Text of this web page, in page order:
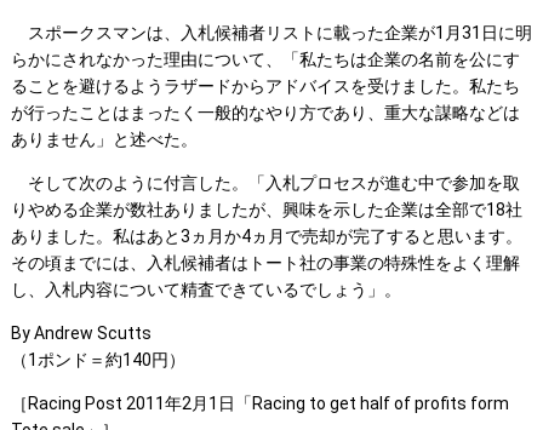
スポークスマンは、入札候補者リストに載った企業が1月31日に明
らかにされなかった理由について、「私たちは企業の名前を公にす
ることを避けるようラザードからアドバイスを受けました。私たち
が行ったことはまったく一般的なやり方であり、重大な謀略などは
ありません」と述べた。
そして次のように付言した。「入札プロセスが進む中で参加を取
りやめる企業が数社ありましたが、興味を示した企業は全部で18社
ありました。私はあと3ヵ月か4ヵ月で売却が完了すると思います。
その頃までには、入札候補者はトート社の事業の特殊性をよく理解
し、入札内容について精査できているでしょう」。
By Andrew Scutts
（1ポンド＝約140円）
［Racing Post 2011年2月1日「Racing to get half of profits form